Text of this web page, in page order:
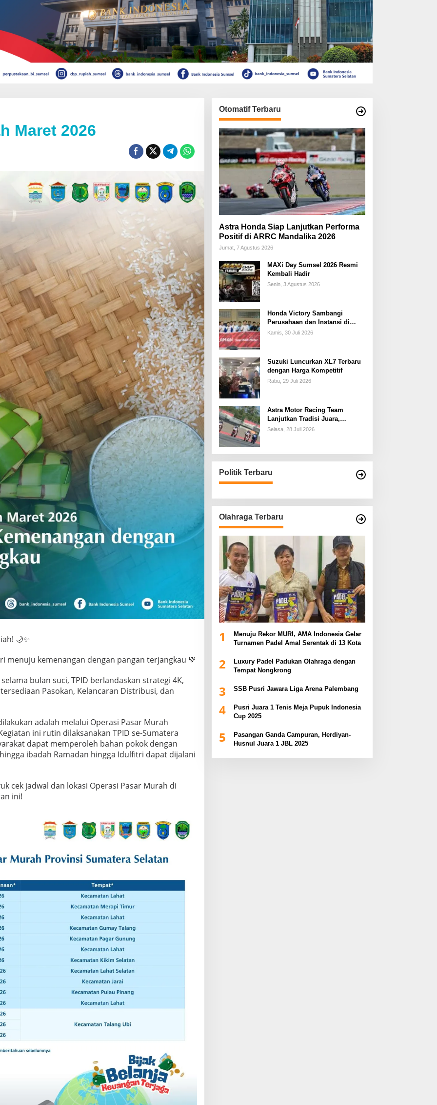
Maret 2026
🌙✨
menuju kemenangan dengan pangan terjangkau 💚
bulan suci, TPID berlandaskan strategi 4K,
Pasokan, Kelancaran Distribusi, dan
adalah melalui Operasi Pasar Murah
ini rutin dilaksanakan TPID se-Sumatera
dapat memperoleh bahan pokok dengan
ibadah Ramadan hingga Idulfitri dapat dijalani
cek jadwal dan lokasi Operasi Pasar Murah di
ini!
Otomatif Terbaru
Astra Honda Siap Lanjutkan Performa
Positif di ARRC Mandalika 2026
Jumat, 7 Agustus 2026
MAXi Day Sumsel 2026 Resmi
Kembali Hadir
Senin, 3 Agustus 2026
Honda Victory Sambangi
Perusahaan dan Instansi di
Sumsel
Kamis, 30 Juli 2026
Suzuki Luncurkan XL7 Terbaru
dengan Harga Kompetitif
Rabu, 29 Juli 2026
Astra Motor Racing Team
Lanjutkan Tradisi Juara,
Kumpulkan 7 Podium di
Selasa, 28 Juli 2026
Politik Terbaru
Olahraga Terbaru
1
Menuju Rekor MURI, AMA Indonesia Gelar
Turnamen Padel Amal Serentak di 13 Kota
2
Luxury Padel Padukan Olahraga dengan
Tempat Nongkrong
3 SSB Pusri Jawara Liga Arena Palembang
4
Pusri Juara 1 Tenis Meja Pupuk Indonesia
Cup 2025
5
Pasangan Ganda Campuran, Herdiyan-
Husnul Juara 1 JBL 2025